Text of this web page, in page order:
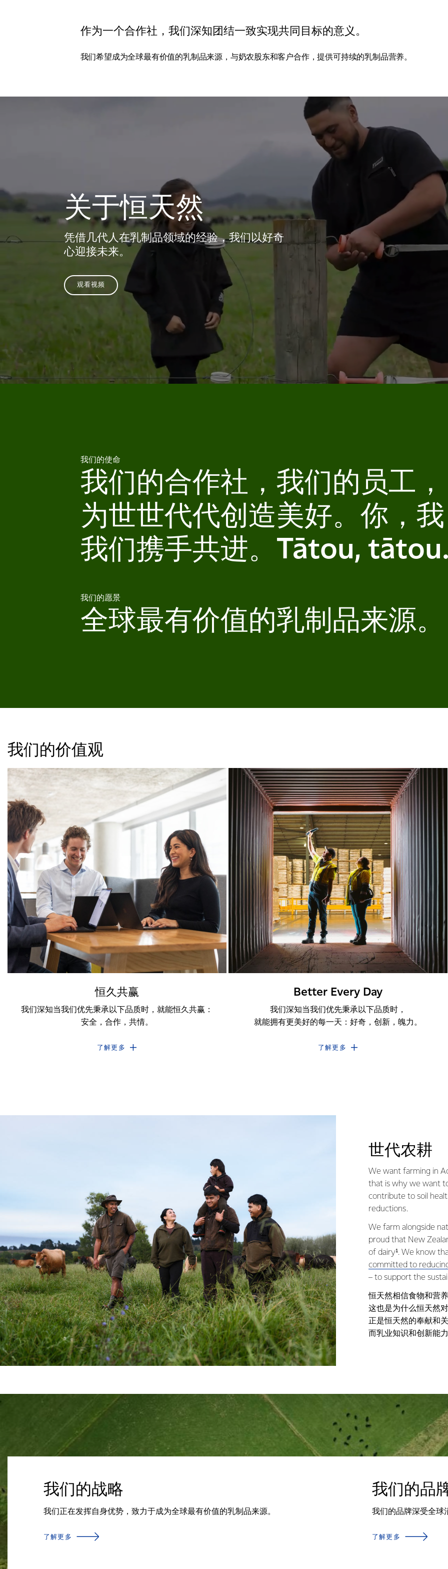
作为一个合作社，我们深知团结一致实现共同目标的意义。
我们希望成为全球最有价值的乳制品来源，与奶农股东和客户合作，提供可持续的乳制品营养。
关于恒天然
凭借几代人在乳制品领域的经验，我们以好奇
心迎接未来。
观看视频
我们的使命
我们的合作社，我们的员工，
为世世代代创造美好。你，
我们携手共进。Tātou,
我们的愿景
全球最有价值的乳制品来源。
我们的价值观
恒久共赢
我们深知当我们优先秉承以下品质时，就能恒久共赢：
安全，合作，共情。
了解更多
Better Every Day
我们深知当我们优先秉承以下品质时，
就能拥有更美好的每一天：好奇，创新，魄力。
了解更多
世代农耕
We want farming in
that is why we want
contribute to soil
reductions.
We farm alongside
proud that New
of dairy¹. We know
committed to
– to support the
恒天然相信食物和营
这也是为什么恒天然
正是恒天然的奉献和
而乳业知识和创新能
我们的战略
我们正在发挥自身优势，致力于成为全球最有价值的乳制品来源。
了解更多
我们的品
我们的品牌深受全球
了解更多